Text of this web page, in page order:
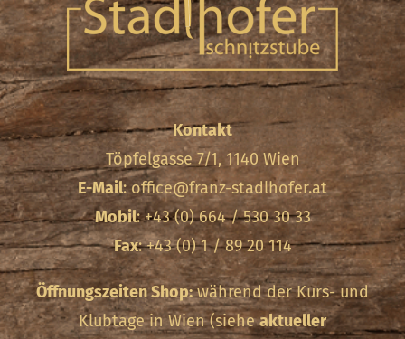
Kontakt
Töpfelgasse 7/1, 1140 Wien
E-Mail:office@franz-stadlhofer.at
Mobil: +43 (0) 664 / 530 30 33
Fax: +43 (0) 1 / 89 20 114
Öffnungszeiten Shop:während der Kurs- und
Klubtage in Wien (sieheaktueller